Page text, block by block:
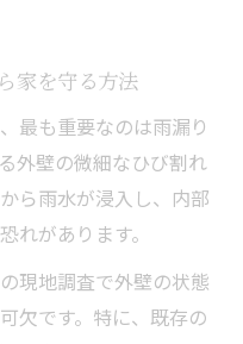
水と外壁塗装が重
まいの劣化を防ぐ
適な住環境を支える
長寿命住宅を実現
と防水工事のベスト
家を守る方法
最も重要なのは雨漏り
外壁の微細なひび割れ
ら雨水が浸入し、内部
れがあります。
現地調査で外壁の状態
欠です。特に、既存の